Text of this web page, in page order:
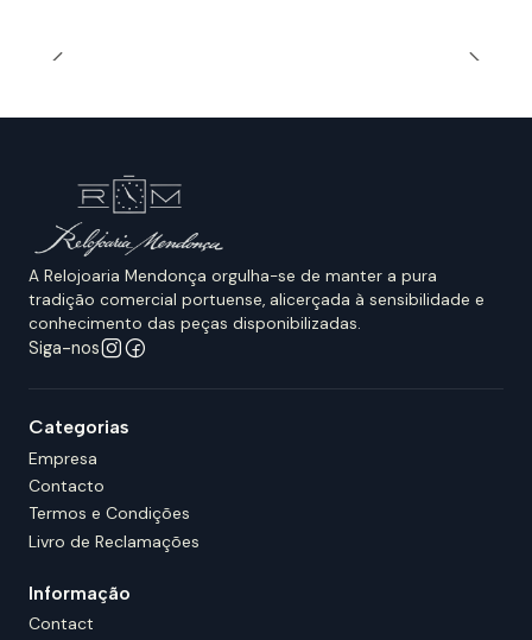
A Relojoaria Mendonça orgulha-se de manter a pura
tradição comercial portuense, alicerçada à sensibilidade e
conhecimento das peças disponibilizadas.
Siga-nos
Categorias
Empresa
Contacto
Termos e Condições
Livro de Reclamações
Informação
Contact